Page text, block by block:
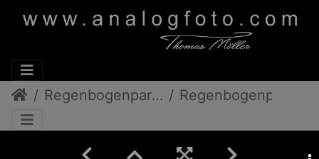
Regenbogenparade 2013 Regenbogenparade 2013